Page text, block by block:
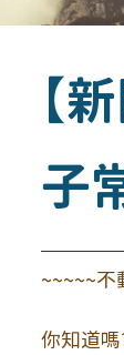
【
子
~~~~~
你知道